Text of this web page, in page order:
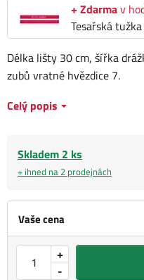
+ Zdarmav
Tesařská
Vaše cena
-
+
Délka lišty 30 cm, šířka
zubů vratné hvězdice 7.
Celý popis
Skladem 2 ks
+ ihned na 2 prodejnách